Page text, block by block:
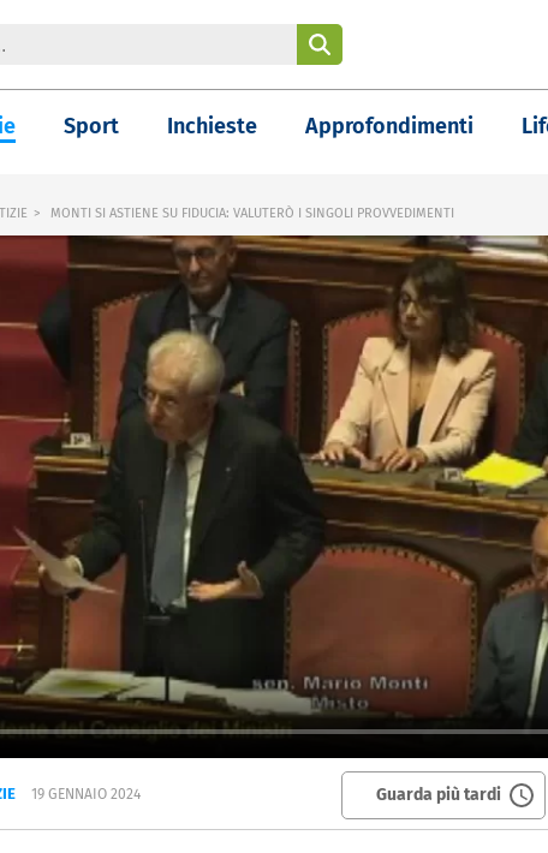
Sport Inchieste Approfondimenti
MONTI SI ASTIENE SU FIDUCIA: VALUTERÒ I SINGOLI PROVVEDIMENTI
19 GENNAIO 2024 Guarda più tardi